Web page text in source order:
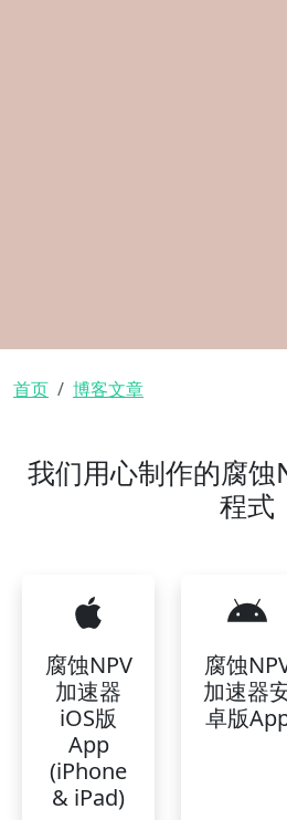
面包屑
首页 博客文章
我们用心制作的腐蚀
程式
腐蚀NPV
加速器
iOS版
App
(iPhone
& iPad)
腐蚀
加速器
卓版